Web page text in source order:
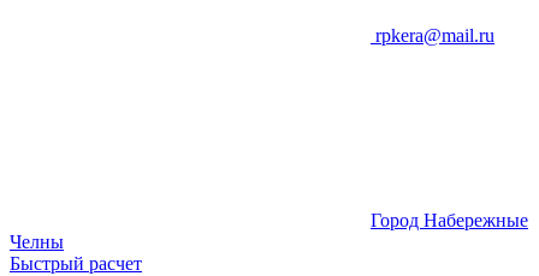
rpkera@mail.ru
Город Набережные
Челны
Быстрый расчет